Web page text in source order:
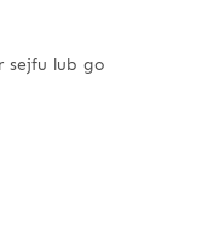
sejfu lub go